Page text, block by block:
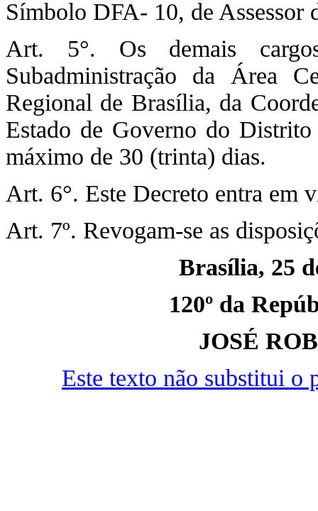
Símbolo DFA- 10, de Assessor
Art. 5°. Os demais
Subadministração da Área
Regional de Brasília, da
Estado de Governo do Distrito
máximo de 30 (trinta) dias.
Art. 6°. Este Decreto entra em
Art. 7º. Revogam-se as
Brasília, 25
120º da
JOSÉ
Este texto não substitui o